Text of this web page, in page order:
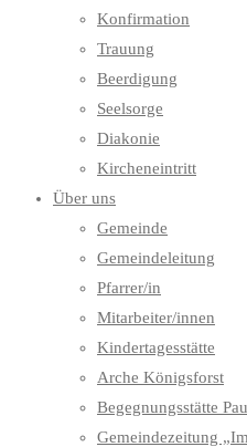
Konfirmation
Trauung
Beerdigung
Seelsorge
Diakonie
Kircheneintritt
Über uns
Gemeinde
Gemeindeleitung
Pfarrer/in
Mitarbeiter/innen
Kindertagesstätte
Arche Königsforst
Begegnungsstätte
Gemeindezeitung